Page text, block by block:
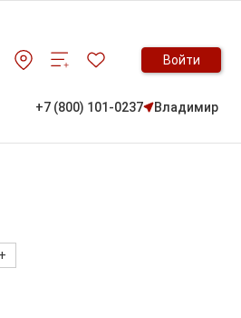
Войти
+7 (800) 101-0237 Владимир